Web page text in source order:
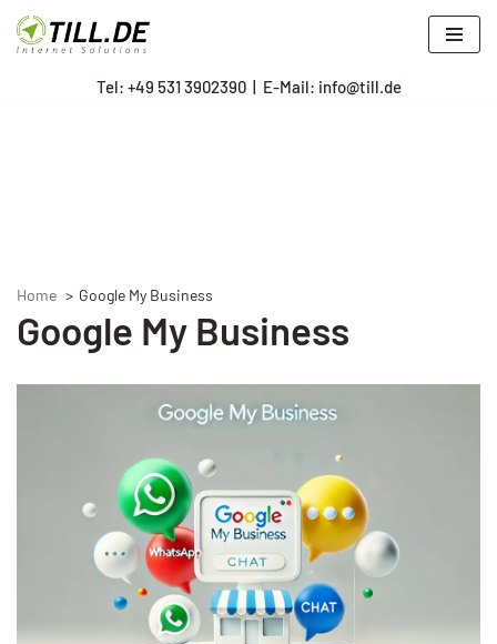
Zum
Tel: +49 531 3902390| E-Mail: info@till.de
Home Google My Business
Google My Business